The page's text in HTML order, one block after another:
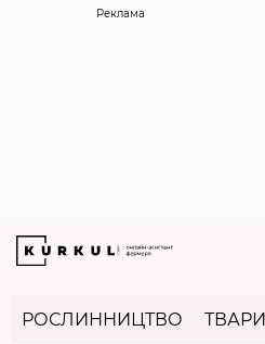
Реклама
РОСЛИННИЦТВО